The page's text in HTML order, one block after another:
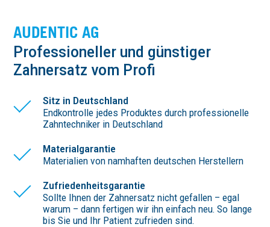
AUDENTIC AG
Profes­sio­neller und günstiger
Zahnersatz vom Profi
Sitz in Deutschland
Endkontrolle jedes Produktes durch professionelle
Zahntechniker in Deutschland
Materialgarantie
Materialien von namhaften deutschen Herstellern
Zufriedenheitsgarantie
Sollte Ihnen der Zahnersatz nicht gefallen – egal
warum – dann fertigen wir ihn einfach neu. So lange
bis Sie und Ihr Patient zufrieden sind.